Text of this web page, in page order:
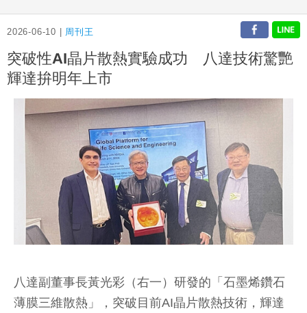
2026-06-10 | 周刊王
突破性AI晶片散熱實驗成功 八達技術驚艷
輝達拚明年上市
八達副董事長黃光彩（右一）研發的「石墨烯鑽石
薄膜三維散熱」，突破目前AI晶片散熱技術，輝達